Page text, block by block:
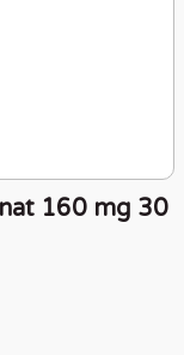
160 mg 30